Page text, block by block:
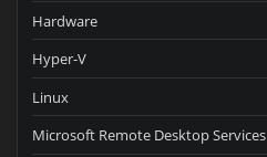
Hardware
Hyper-V
Linux
Microsoft Remote Desktop Services